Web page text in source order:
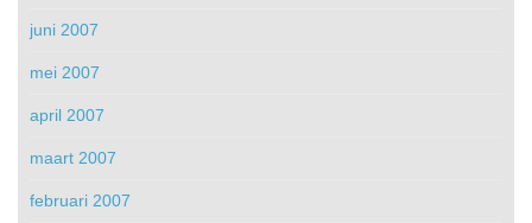
juni 2007
mei 2007
april 2007
maart 2007
februari 2007